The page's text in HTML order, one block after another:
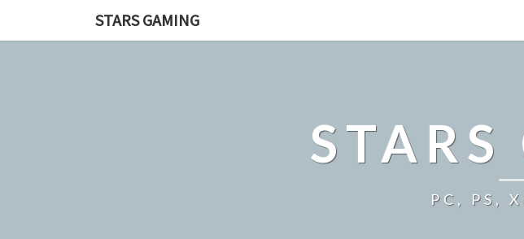
STARS GAMING
PC, PS,